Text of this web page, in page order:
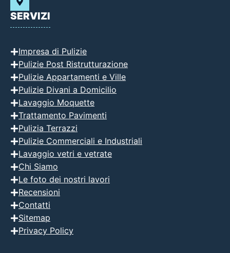
SERVIZI
Impresa di Pulizie
Pulizie Post Ristrutturazione
Pulizie Appartamenti e Ville
Pulizie Divani a Domicilio
Lavaggio Moquette
Trattamento Pavimenti
Pulizia Terrazzi
Pulizie Commerciali e Industriali
Lavaggio vetri e vetrate
Chi Siamo
Le foto dei nostri lavori
Recensioni
Contatti
Sitemap
Privacy Policy